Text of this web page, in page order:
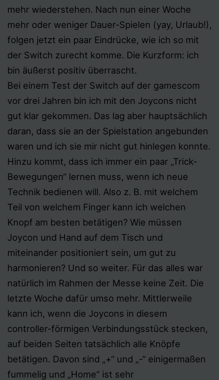
mehr wiederstehen. Nach nun einer Woche
mehr oder weniger Dauer-Spielen (yay, Urlaub!),
folgen jetzt ein paar Eindrücke, wie ich so mit
der Switch zurecht komme. Die Kurzform: ich
bin äußerst positiv überrascht.
Bei einem Test der Switch auf der gamescom
vor drei Jahren bin ich mit den Joycons nicht
gut klar gekommen. Das lag aber hauptsächlich
daran, dass sie an der Spielstation angebunden
waren und ich sie mir nicht gut hinlegen konnte.
Hinzu kommt, dass ich immer ein paar „Trick-
Bewegungen“ lernen muss, wenn ich neue
Technik bedienen will. Also z. B. mit welchem
Teil von welchem Finger kann ich welchen
Knopf am besten betätigen? Wie müssen
Joycon und Hand auf dem Tisch und
miteinander positioniert sein, um gut zu
harmonieren? Und so weiter. Für das alles war
natürlich im Rahmen der Messe keine Zeit. Die
letzte Woche dafür umso mehr. Mittlerweile
kann ich, wenn die Joycons in diesem
controller-förmigen Verbindungsstück stecken,
auf beiden Seiten tatsächlich alle Knöpfe
betätigen. Davon sind „+“ und „-“ einigermaßen
fummelig und „Home“ ist sehr